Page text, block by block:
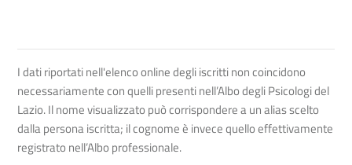
I dati riportati nell'elenco online degli iscritti non coincidono
necessariamente con quelli presenti nell’Albo degli Psicologi del
Lazio. Il nome visualizzato può corrispondere a un alias scelto
dalla persona iscritta; il cognome è invece quello effettivamente
registrato nell’Albo professionale.